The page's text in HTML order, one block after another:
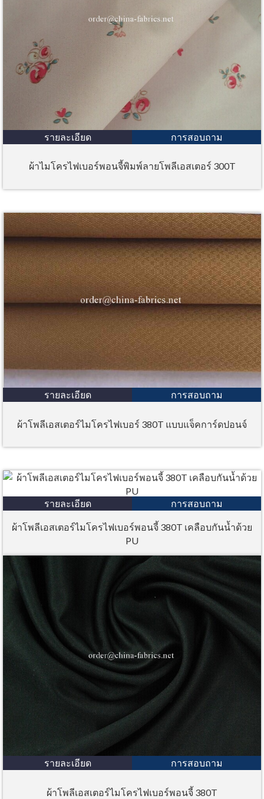
รายละเอียด การสอบถาม
ผ้าไมโครไฟเบอร์พอนจี้พิมพ์ลายโพลีเอสเตอร์ 300T
รายละเอียด การสอบถาม
ผ้าโพลีเอสเตอร์ไมโครไฟเบอร์ 380T แบบแจ็คการ์ดปอนจ์
รายละเอียด การสอบถาม
ผ้าโพลีเอสเตอร์ไมโครไฟเบอร์พอนจี้ 380T เคลือบกันน้ำด้วย
PU
รายละเอียด การสอบถาม
ผ้าโพลีเอสเตอร์ไมโครไฟเบอร์พอนจี้ 380T